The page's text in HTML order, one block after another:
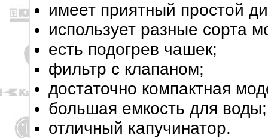
имеет приятный простой
использует разные сорта
есть подогрев чашек;
фильтр с клапаном;
достаточно компактная
большая емкость для воды;
отличный капучинатор.